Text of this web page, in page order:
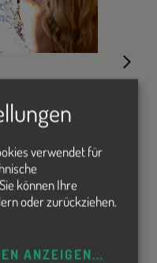
verwendet für
können Ihre
oder zurückziehen.
ANZEIGEN...